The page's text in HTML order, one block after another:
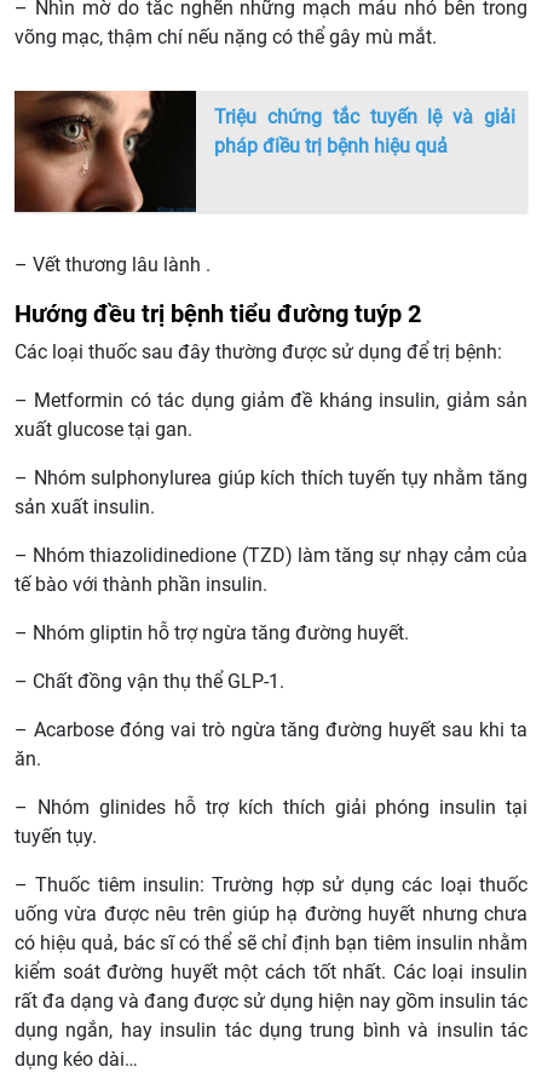
– Nhìn mờ do tắc nghẽn những mạch máu nhỏ bên trong
võng mạc, thậm chí nếu nặng có thể gây mù mắt.
Triệu chứng tắc tuyến lệ và giải
pháp điều trị bệnh hiệu quả
– Vết thương lâu lành .
Hướng đều trị bệnh tiểu đường tuýp 2
Các loại thuốc sau đây thường được sử dụng để trị bệnh:
– Metformin có tác dụng giảm đề kháng insulin, giảm sản
xuất glucose tại gan.
– Nhóm sulphonylurea giúp kích thích tuyến tụy nhằm tăng
sản xuất insulin.
– Nhóm thiazolidinedione (TZD) làm tăng sự nhạy cảm của
tế bào với thành phần insulin.
– Nhóm gliptin hỗ trợ ngừa tăng đường huyết.
– Chất đồng vận thụ thể GLP-1.
– Acarbose đóng vai trò ngừa tăng đường huyết sau khi ta
ăn.
– Nhóm glinides hỗ trợ kích thích giải phóng insulin tại
tuyến tụy.
– Thuốc tiêm insulin: Trường hợp sử dụng các loại thuốc
uống vừa được nêu trên giúp hạ đường huyết nhưng chưa
có hiệu quả, bác sĩ có thể sẽ chỉ định bạn tiêm insulin nhằm
kiểm soát đường huyết một cách tốt nhất. Các loại insulin
rất đa dạng và đang được sử dụng hiện nay gồm insulin tác
dụng ngắn, hay insulin tác dụng trung bình và insulin tác
dụng kéo dài…